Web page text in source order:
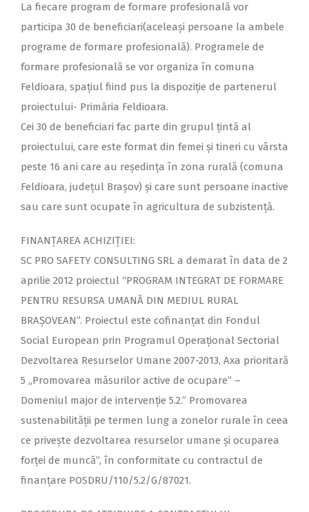
La fiecare program de formare profesională vor
participa 30 de beneficiari(aceleași persoane la ambele
programe de formare profesională). Programele de
formare profesională se vor organiza în comuna
Feldioara, spațiul fiind pus la dispoziție de partenerul
proiectului- Primăria Feldioara.
Cei 30 de beneficiari fac parte din grupul țintă al
proiectului, care este format din femei și tineri cu vârsta
peste 16 ani care au reședința în zona rurală (comuna
Feldioara, județul Brașov) și care sunt persoane inactive
sau care sunt ocupate în agricultura de subzistență.
FINANȚAREA ACHIZIȚIEI:
SC PRO SAFETY CONSULTING SRL a demarat în data de 2
aprilie 2012 proiectul “PROGRAM INTEGRAT DE FORMARE
PENTRU RESURSA UMANĂ DIN MEDIUL RURAL
BRAȘOVEAN”. Proiectul este cofinanțat din Fondul
Social European prin Programul Operațional Sectorial
Dezvoltarea Resurselor Umane 2007-2013, Axa prioritară
5 „Promovarea măsurilor active de ocupare” –
Domeniul major de intervenţie 5.2.” Promovarea
sustenabilităţii pe termen lung a zonelor rurale în ceea
ce priveşte dezvoltarea resurselor umane şi ocuparea
forţei de muncă”, în conformitate cu contractul de
finanțare POSDRU/110/5.2/G/87021.